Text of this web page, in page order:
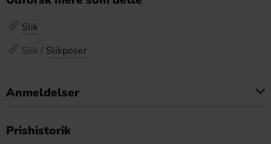
Slik
Slik / Slikposer
Anmeldelser
Prishistorik